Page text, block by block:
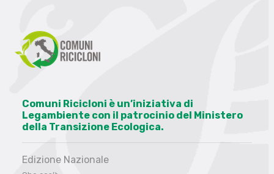
Comuni Ricicloni è un’iniziativa di
Legambiente con il patrocinio del Ministero
della Transizione Ecologica.
Edizione Nazionale